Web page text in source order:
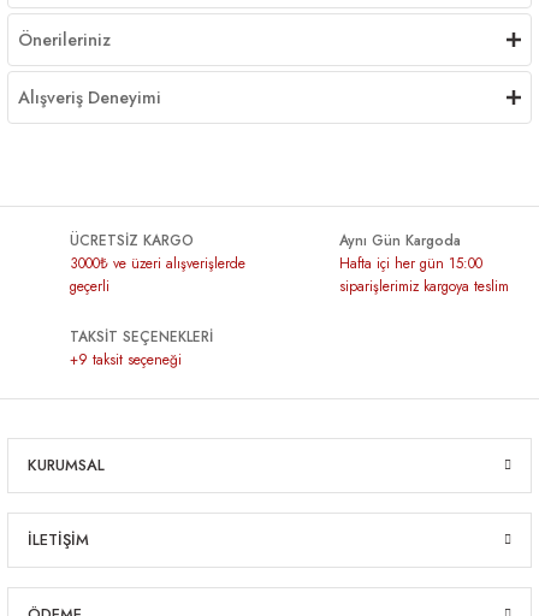
Önerileriniz
Alışveriş Deneyimi
ÜCRETSİZ KARGO
3000₺ ve üzeri alışverişlerde
geçerli
Aynı Gün Kargoda
Hafta içi her gün 15:00
siparişlerimiz kargoya teslim
TAKSİT SEÇENEKLERİ
+9 taksit seçeneği
KURUMSAL
İLETİŞİM